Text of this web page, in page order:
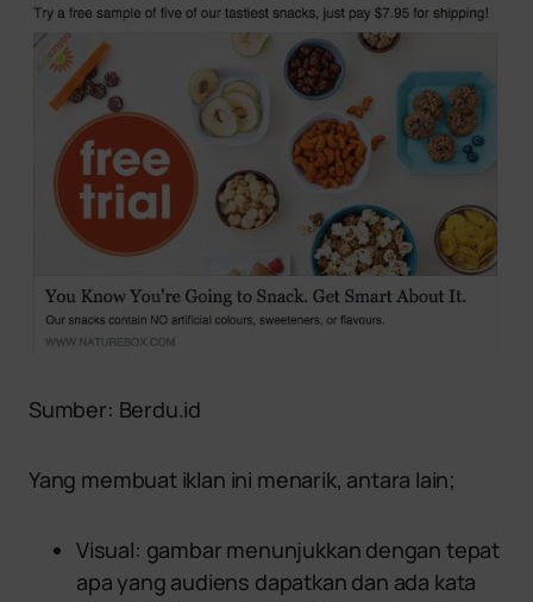
Sumber: Berdu.id
Yang membuat iklan ini menarik, antara lain;
Visual: gambar menunjukkan dengan tepat
apa yang audiens dapatkan dan ada kata